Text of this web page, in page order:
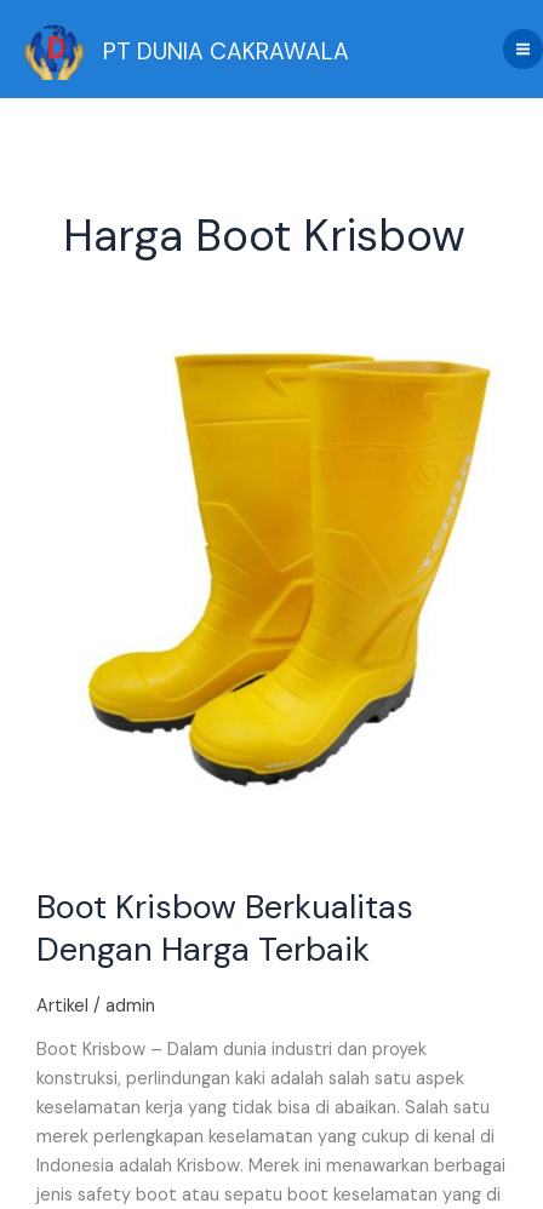
content
PT DUNIA CAKRAWALA
Harga Boot Krisbow
Boot Krisbow Berkualitas
Dengan Harga Terbaik
Artikel / admin
Boot Krisbow – Dalam dunia industri dan proyek
konstruksi, perlindungan kaki adalah salah satu aspek
keselamatan kerja yang tidak bisa di abaikan. Salah satu
merek perlengkapan keselamatan yang cukup di kenal di
Indonesia adalah Krisbow. Merek ini menawarkan berbagai
jenis safety boot atau sepatu boot keselamatan yang di